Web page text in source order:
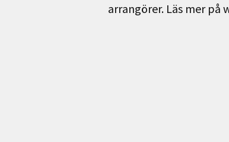
arrangörer. Läs mer på